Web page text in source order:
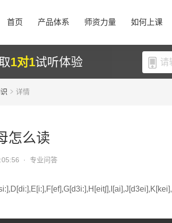
首页 产品体系 师资力量 如何上课
1对1试听体验
详情
怎么读
· 专业问答